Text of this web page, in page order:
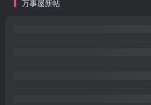
万事屋新帖